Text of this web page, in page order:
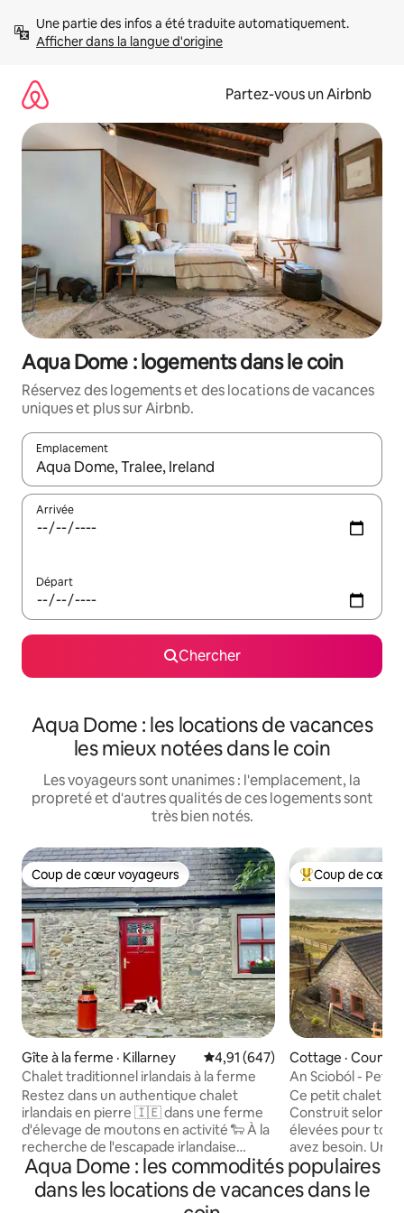
directement
Afficher dans la langue d'origine
Partez-vous un Airbnb
Aqua Dome : logements dans le coin
Réservez des logements et des locations de vacances
uniques et plus sur Airbnb.
Emplacement
Quand les résultats sont affichés, parcourez-les en utilisant
Arrivée
Départ
Chercher
Aqua Dome : les locations de vacances
les mieux notées dans le coin
Les voyageurs sont unanimes : l'emplacement, la
propreté et d'autres qualités de ces logements sont
très bien notés.
Coup de cœur voyageurs
Coup de cœur voyageurs
Gîte à la ferme · Killarney Note moyenne de 4,91 sur 5,
4,91 (647)
Chalet traditionnel irlandais à la ferme
Restez dans un authentique chalet
irlandais en pierre 🇮🇪 dans une ferme
d'élevage de moutons en activité 🐑 À la
recherche de l'escapade irlandaise
parfaite? Ce chaleureux chalet de
campagne vous place directement sur
l'emblématique Ring of Kerry, à
Coup de cœur
Coup de cœur
Cottage · County
An Scioból - Petit
Ce petit chalet
Construit selon
élevées pour
avez besoin. Un
fonctionnel
le luxe, une
fenêtre
Aqua Dome : les commodités populaires
dans les locations de vacances dans le